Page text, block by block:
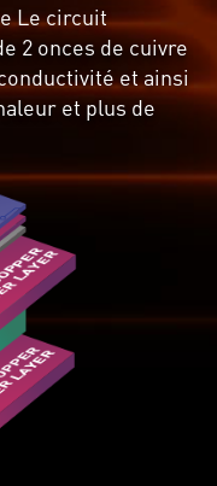
Le circuit
2 onces de cuivre
et ainsi
et plus de